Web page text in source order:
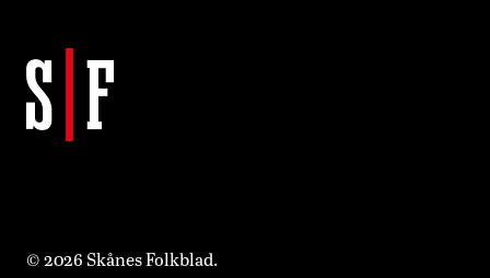
© 2026 Skånes Folkblad.